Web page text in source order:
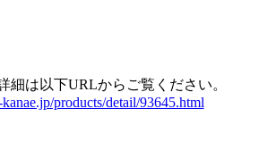
細は以下URLからご覧ください。
products/detail/93645.html